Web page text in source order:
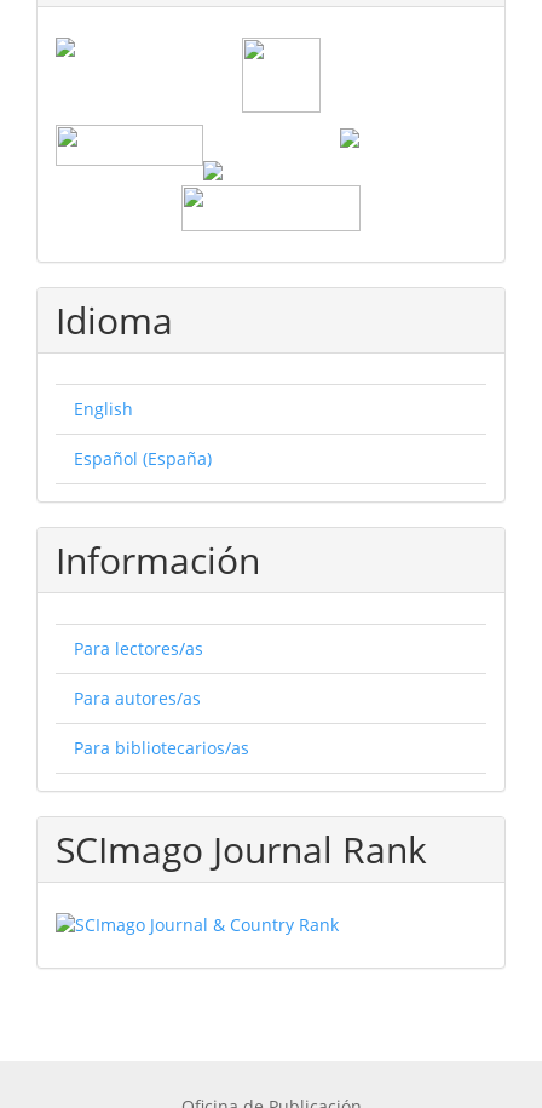
Idioma
English
Español (España)
Información
Para lectores/as
Para autores/as
Para bibliotecarios/as
SCImago Journal Rank